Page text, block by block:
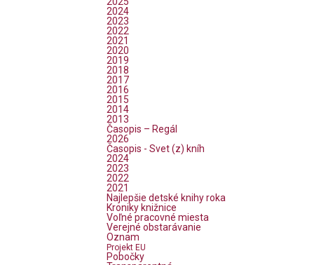
2024
2023
2022
2021
2020
2019
2018
2017
2016
2015
2014
2013
Časopis – Regál
2026
Časopis - Svet (z) kníh
2024
2023
2022
2021
Najlepšie detské knihy roka
Kroniky knižnice
Voľné pracovné miesta
Verejné obstarávanie
Oznam
Projekt EU
Pobočky